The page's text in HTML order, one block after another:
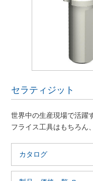
セラティジット
世界中の生産現場で活躍
フライス工具はもちろん
カタログ